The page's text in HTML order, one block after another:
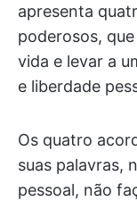
apresenta
poderosos,
vida e levar a
e liberdade
Os quatro
suas palavras,
pessoal, não